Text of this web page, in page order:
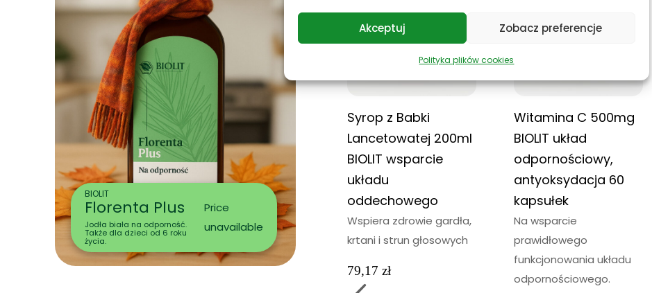
Akceptuj Zobacz preferencje
Polityka plików cookies
BIOLIT
Florenta Plus
Jodła biała na odporność.
Także dla dzieci od 6 roku
życia.
Price
unavailable
Syrop z Babki
Lancetowatej 200ml
BIOLIT wsparcie
układu
oddechowego
Wspiera zdrowie gardła,
krtani i strun głosowych
79,17zł
Witamina C 500mg
BIOLIT układ
odpornościowy,
antyoksydacja 60
kapsułek
Na wsparcie
prawidłowego
funkcjonowania układu
odpornościowego.